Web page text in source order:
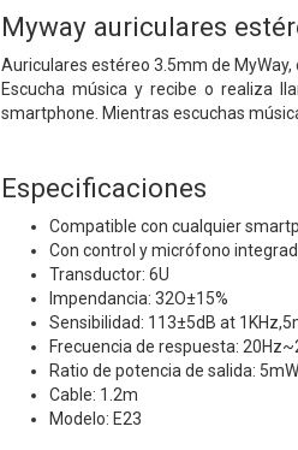
Myway auriculares
Auriculares estéreo 3.5mm de
Escucha música y recibe o realiza
smartphone. Mientras escuchas
Especificaciones
Compatible con cualquier
Con control y micrófono
Transductor: 6U
Impendancia: 32O±15%
Sensibilidad: 113±5dB at
Frecuencia de respuesta:
Ratio de potencia de salida: 5mW
Cable: 1.2m
Modelo: E23